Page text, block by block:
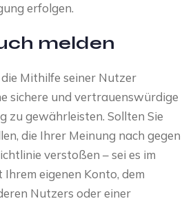
erfolgen.
melden
Mithilfe seiner Nutzer
sichere und vertrauenswürdige
zu gewährleisten. Sollten Sie
die Ihrer Meinung nach gegen
verstoßen – sei es im
Ihrem eigenen Konto, dem
Nutzers oder einer